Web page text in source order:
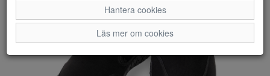
Hantera cookies
Läs mer om cookies